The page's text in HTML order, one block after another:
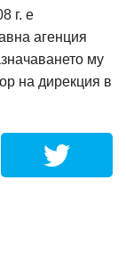
г. е
агенция
му
на дирекция в